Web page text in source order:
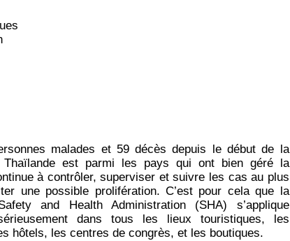
malades et 59 décès depuis le début de la
Thaïlande est parmi les pays qui ont bien géré la
à contrôler, superviser et suivre les cas au plus
une possible prolifération. C’est pour cela que la
and Health Administration (SHA) s’applique
dans tous les lieux touristiques, les
hôtels, les centres de congrès, et les boutiques.